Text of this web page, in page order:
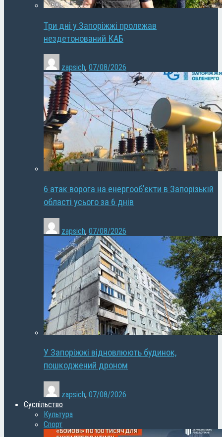
Три дні у Запоріжжі пролежав
нездетонований КАБ
zapsich, 07/08/2026
6 атак ворога на енергооб’єкти в Запорізькій
області усього за 6 днів
zapsich, 07/08/2026
У Запоріжжі відновлюють будинок,
пошкоджений дроном
zapsich, 07/08/2026
Суспільство
Культура
Спорт